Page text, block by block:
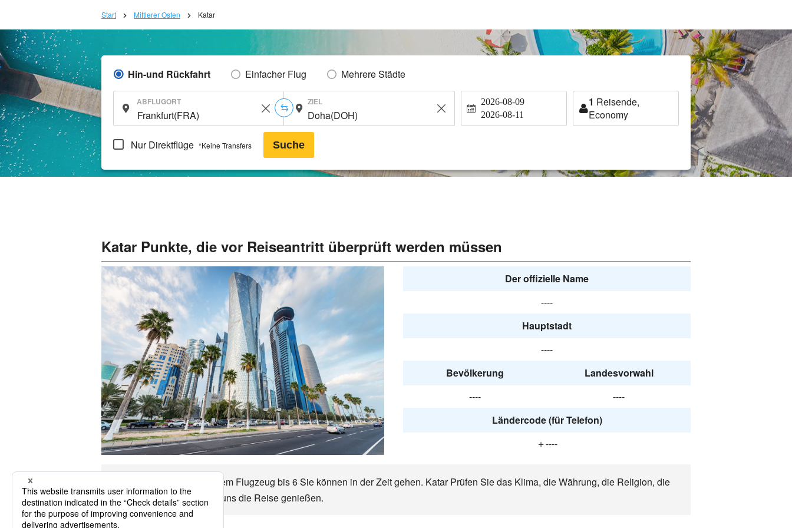
Start Mittlerer Osten Katar
Hin-und Rückfahrt Einfacher Flug Mehrere Städte
ABFLUGORT ZIEL 2026-08-09
2026-08-11
1 Reisende,
Economy
Nur Direktflüge *Keine Transfers Suche
Katar Punkte, die vor Reiseantritt überprüft werden müssen
Der offizielle Name
----
Hauptstadt
----
Bevölkerung
Landesvorwahl
----
----
Ländercode (für Telefon)
＋----
Katar Es ist ungefähr mit dem Flugzeug bis 6 Sie können in der Zeit gehen. Katar Prüfen Sie das Klima, die Währung, die Religion, die
Manieren usw. Katar Lass uns die Reise genießen.